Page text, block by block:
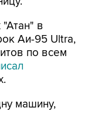
в
Аи-95 Ultra,
по всем
машину,